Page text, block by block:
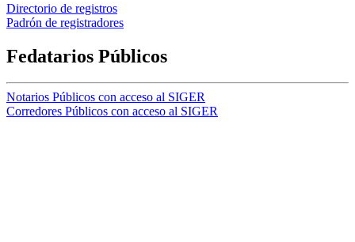
Directorio de registros
Padrón de registradores
Fedatarios Públicos
Notarios Públicos con acceso al SIGER
Corredores Públicos con acceso al SIGER